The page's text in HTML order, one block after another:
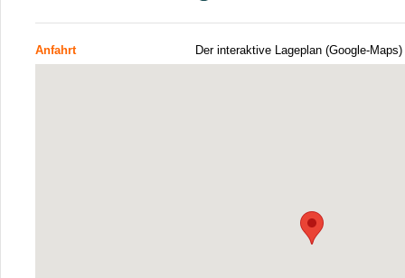
Anfahrt Der interaktive Lageplan (Google-